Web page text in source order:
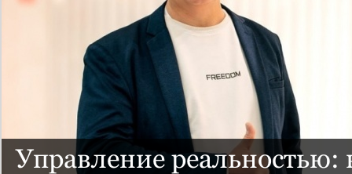
Управление реальностью: